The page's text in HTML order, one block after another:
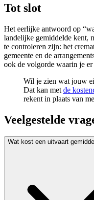
Tot slot
Het eerlijke antwoord op
landelijke gemiddelde kent,
te controleren zijn: het
gemeente en de
ook de volgorde waarin je
Wil je zien wat jouw
Dat kan met de
rekent in plaats van
Veelgestelde
Wat kost een uitvaart